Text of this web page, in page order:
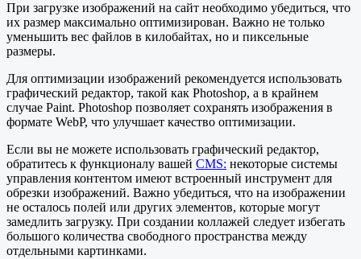
При загрузке изображений на сайт необходимо убедиться, что
их размер максимально оптимизирован. Важно не только
уменьшить вес файлов в килобайтах, но и пиксельные
размеры.
Для оптимизации изображений рекомендуется использовать
графический редактор, такой как Photoshop, а в крайнем
случае Paint. Photoshop позволяет сохранять изображения в
формате WebP, что улучшает качество оптимизации.
Если вы не можете использовать графический редактор,
обратитесь к функционалу вашей CMS: некоторые системы
управления контентом имеют встроенный инструмент для
обрезки изображений. Важно убедиться, что на изображении
не осталось полей или других элементов, которые могут
замедлить загрузку. При создании коллажей следует избегать
большого количества свободного пространства между
отдельными картинками.